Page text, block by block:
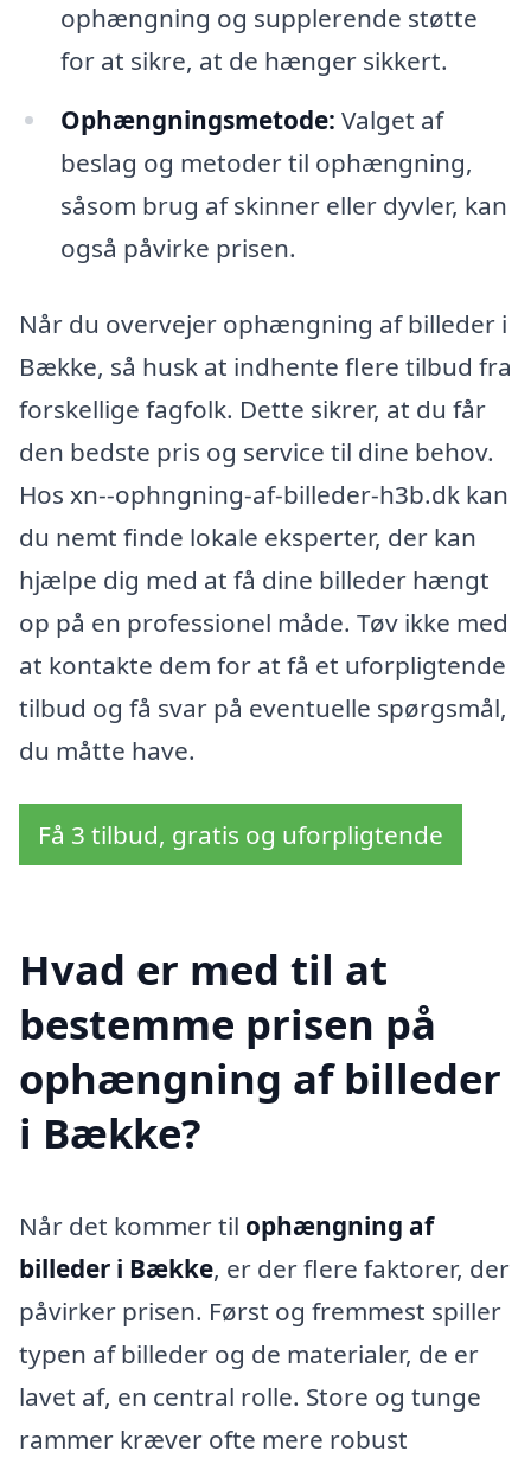
ophængning og supplerende støtte
for at sikre, at de hænger sikkert.
Ophængningsmetode: Valget af
beslag og metoder til ophængning,
såsom brug af skinner eller dyvler, kan
også påvirke prisen.
Når du overvejer ophængning af billeder i
Bække, så husk at indhente flere tilbud fra
forskellige fagfolk. Dette sikrer, at du får
den bedste pris og service til dine behov.
Hos xn--ophngning-af-billeder-h3b.dk kan
du nemt finde lokale eksperter, der kan
hjælpe dig med at få dine billeder hængt
op på en professionel måde. Tøv ikke med
at kontakte dem for at få et uforpligtende
tilbud og få svar på eventuelle spørgsmål,
du måtte have.
Få 3 tilbud, gratis og uforpligtende
Hvad er med til at
bestemme prisen på
ophængning af billeder
i Bække?
Når det kommer til ophængning af
billeder i Bække, er der flere faktorer, der
påvirker prisen. Først og fremmest spiller
typen af billeder og de materialer, de er
lavet af, en central rolle. Store og tunge
rammer kræver ofte mere robust